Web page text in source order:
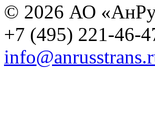
© 2026 АО
+7 (495) 221-46-